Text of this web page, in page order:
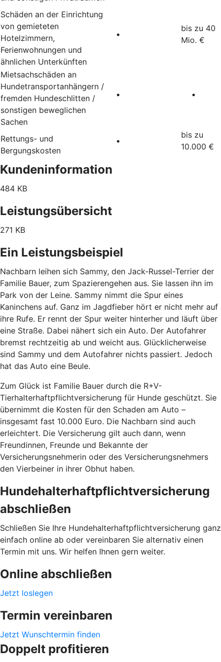
Schäden an der Einrichtung
von gemieteten
Hotelzimmern,
Ferienwohnungen und
ähnlichen Unterkünften
bis zu 40
Mio. €
Mietsachschäden an
Hundetransportanhängern /
fremden Hundeschlitten /
sonstigen beweglichen
Sachen
Rettungs- und
Bergungskosten
bis zu
10.000 €
Kundeninformation
484 KB
Leistungsübersicht
271 KB
Ein Leistungsbeispiel
Nachbarn leihen sich Sammy, den Jack-Russel-Terrier der
Familie Bauer, zum Spazierengehen aus. Sie lassen ihn im
Park von der Leine. Sammy nimmt die Spur eines
Kaninchens auf. Ganz im Jagdfieber hört er nicht mehr auf
ihre Rufe. Er rennt der Spur weiter hinterher und läuft über
eine Straße. Dabei nähert sich ein Auto. Der Autofahrer
bremst rechtzeitig ab und weicht aus. Glücklicherweise
sind Sammy und dem Autofahrer nichts passiert. Jedoch
hat das Auto eine Beule.
Zum Glück ist Familie Bauer durch die R+V-
Tierhalterhaftpflichtversicherung für Hunde geschützt. Sie
übernimmt die Kosten für den Schaden am Auto –
insgesamt fast 10.000 Euro. Die Nachbarn sind auch
erleichtert. Die Versicherung gilt auch dann, wenn
Freundinnen, Freunde und Bekannte der
Versicherungsnehmerin oder des Versicherungsnehmers
den Vierbeiner in ihrer Obhut haben.
Hundehalterhaftpflichtversicherung
abschließen
Schließen Sie Ihre Hundehalterhaftpflichtversicherung ganz
einfach online ab oder vereinbaren Sie alternativ einen
Termin mit uns. Wir helfen Ihnen gern weiter.
Online abschließen
Jetzt loslegen
Termin vereinbaren
Jetzt Wunschtermin finden
Doppelt profitieren